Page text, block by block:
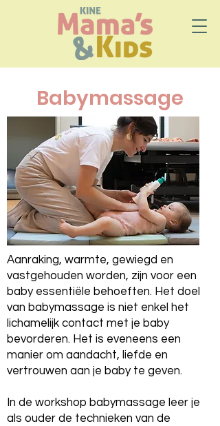
Babymassage
Aanraking, warmte, gewiegd en
vastgehouden worden, zijn voor een
baby essentiële behoeften. Het doel
van babymassage is niet enkel het
lichamelijk contact met je baby
bevorderen. Het is eveneens een
manier om aandacht, liefde en
vertrouwen aan je baby te geven.
In de workshop babymassage leer je
als ouder de technieken van de